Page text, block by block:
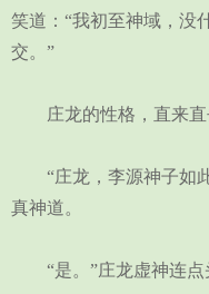
笑道：“我初至神域，没
交。”
庄龙的性格，直来直
“庄龙，李源神子如此
真神道。
“是。”庄龙虚神连点